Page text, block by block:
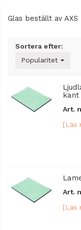
Glas beställt av
Sortera efter:
Popularitet
kant
Art.
[Läs
Art.
[Läs